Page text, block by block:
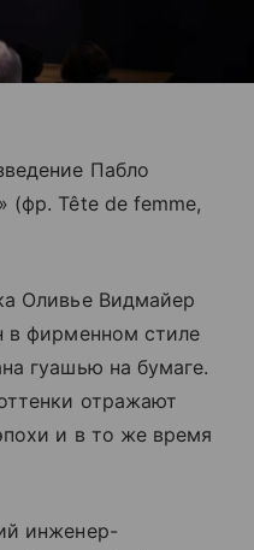
Пабло
(фр. Tête de femme,
Оливье Видмайер
в фирменном стиле
гуашью на бумаге.
отражают
и в то же время
инженер-